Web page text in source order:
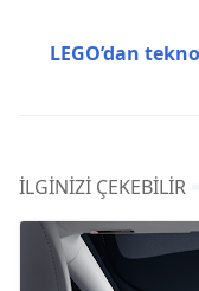
LEGO’dan
İLGINIZI ÇEKEBILIR